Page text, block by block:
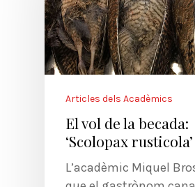
Articles dels Acadèmics
El vol de la becada:
‘Scolopax rusticola’
L’acadèmic Miquel